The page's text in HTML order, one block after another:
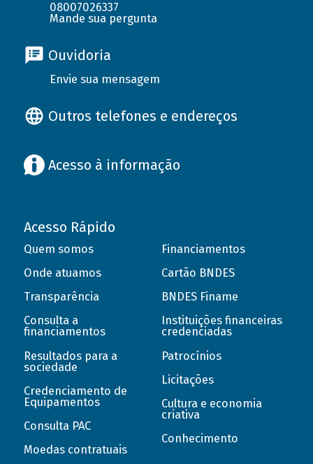
08007026337
Mande sua pergunta
Ouvidoria
Envie sua mensagem
Outros telefones e endereços
Acesso à informação
Acesso Rápido
Quem somos
Onde atuamos
Transparência
Consulta a
financiamentos
Resultados para a
sociedade
Credenciamento de
Equipamentos
Consulta PAC
Moedas contratuais
Financiamentos
Cartão BNDES
BNDES Finame
Instituições financeiras
credenciadas
Patrocínios
Licitações
Cultura e economia
criativa
Conhecimento